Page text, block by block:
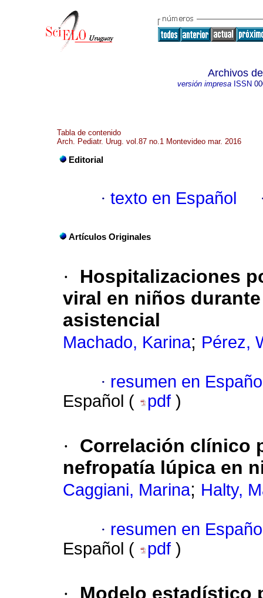
Archivos
versión impresaISSN
Tabla de contenido
Arch. Pediatr. Urug. vol.87 no.1 Montevideo mar. 2016
Editorial
· texto en Español
Artículos Originales
·
Hospitalizaciones
viral en niños
asistencial
Machado, Karina; Pérez,
· resumen en
Español (
pdf )
·
Correlación clínico
nefropatía lúpica en
Caggiani, Marina; Halty,
· resumen en
Español (
pdf )
·
Modelo estadístico